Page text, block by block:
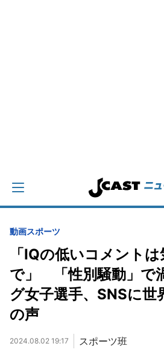
動画スポーツ
「IQの低いコメント
で」 「性別騒動」で
グ女子選手、SNSに世
の声
2024.08.02 19:17 スポーツ班